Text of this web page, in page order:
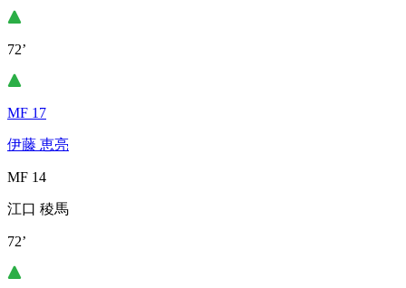
72’
MF 17
伊藤 恵亮
MF 14
江口 稜馬
72’